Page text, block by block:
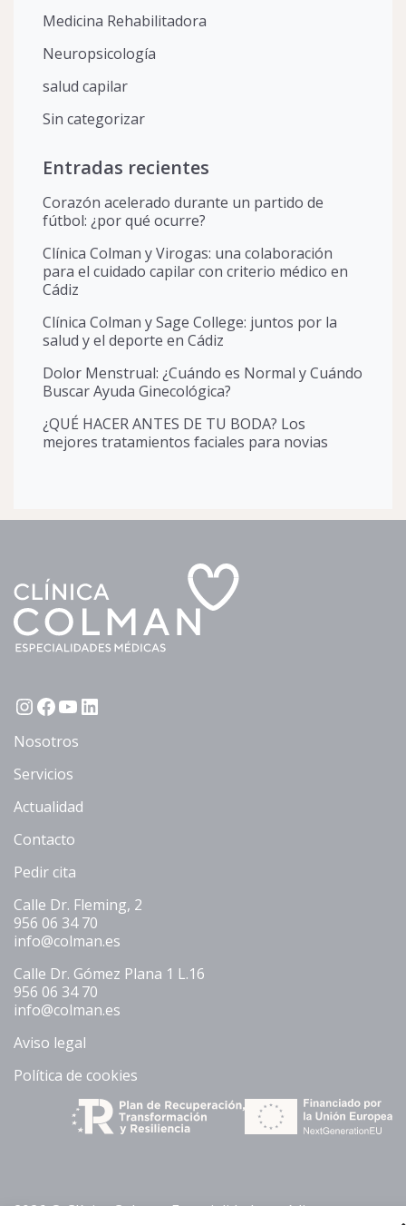
Medicina Rehabilitadora
Neuropsicología
salud capilar
Sin categorizar
Entradas recientes
Corazón acelerado durante un partido de
fútbol: ¿por qué ocurre?
Clínica Colman y Virogas: una colaboración
para el cuidado capilar con criterio médico en
Cádiz
Clínica Colman y Sage College: juntos por la
salud y el deporte en Cádiz
Dolor Menstrual: ¿Cuándo es Normal y Cuándo
Buscar Ayuda Ginecológica?
¿QUÉ HACER ANTES DE TU BODA? Los
mejores tratamientos faciales para novias
Instagram
Facebook
YouTube
LinkedIn
Nosotros
Servicios
Actualidad
Contacto
Pedir cita
Calle Dr. Fleming, 2
956 06 34 70
info@colman.es
Calle Dr. Gómez Plana 1 L.16
956 06 34 70
info@colman.es
Aviso legal
Política de cookies
2026 © Clínica Colman. Especialidades médicas